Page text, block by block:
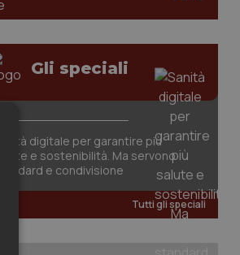
Gli speciali
Sanità digitale per garantire più
salute e sostenibilità. Ma servono
standard e condivisione
Tutti gli speciali